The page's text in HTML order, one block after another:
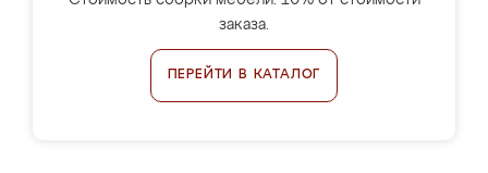
заказа.
ПЕРЕЙТИ В КАТАЛОГ